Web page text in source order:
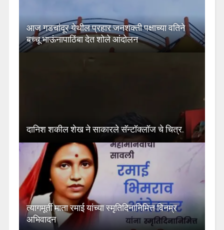
आज गडचांदूर येथील प्रहार जनशक्ती पक्षाच्या वतिने
बच्चू भाऊंनापाठिंबा देत शोले आंदोलन
दानिश शकील शेख ने साकारले सॅन्टॉक्लॉज चे चित्र.
त्यागमूर्ती माता रमाई यांच्या स्मृतिदिनानिमित्त विनम्र
अभिवादन